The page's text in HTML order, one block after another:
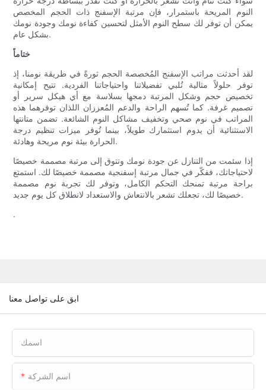
النوم المريحة باستمرار، فإن مرتبة الإسفنج ذات الحجم المخصص
يمكن أن توفر لك سطح النوم الأمثل لتحسين كفاءة نومك وجودة نومك
بشكل عام.
ختاماً
لقد أحدثت مراتب الإسفنج المُخصصة الحجم ثورةً في طريقة نومنا، إذ
توفر حلولاً مثالية تُلبي تفضيلاتنا واحتياجاتنا الفردية. تتيح إمكانية
تخصيص حجم وشكل المرتبة دمجها بسلاسة مع أي هيكل سرير أو
تصميم غرفة. كما تُسهم الراحة والدعم المُعززان اللذان توفرهما هذه
المراتب في نوم صحي وتخفيف مشاكل النوم الشائعة. تضمن متانتها
الاستثنائية أن يدوم استثمارك طويلاً، بينما تُوفر ميزات تنظيم درجة
الحرارة بيئة نوم مريحة وهادئة.
إذا سئمت من التنازل عن جودة نومك وتتوق إلى مرتبة مصممة خصيصًا
لاحتياجاتك، ففكّر في جمال مرتبة إسفنجية مصممة خصيصًا لك. استمتع
براحة مرتبة تمنحك التحكم الكامل، وتوفر لك تجربة نوم مصممة
خصيصًا لك، تجعلك تشعر بالانتعاش والاستعداد لانطلاق كل يوم جديد.
.
ابق على تواصل معنا
اسمك
اسم الشركة